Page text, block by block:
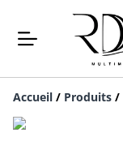
Accueil / Produits /